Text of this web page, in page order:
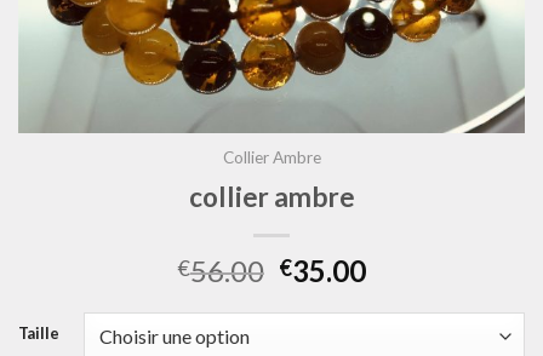
Collier Ambre
collier ambre
€56.00 €35.00
Taille